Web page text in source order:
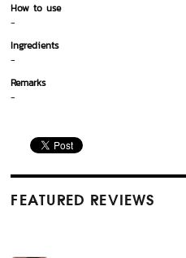
How to use
-
Ingredients
-
Remarks
-
FEATURED REVIEWS